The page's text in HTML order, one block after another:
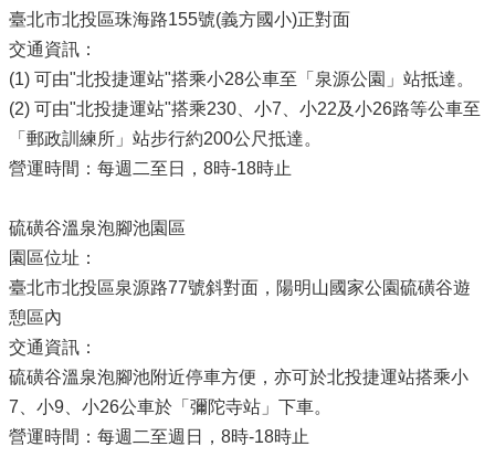
臺北市北投區珠海路155號(義方國小)正對面
交通資訊：
(1) 可由"北投捷運站"搭乘小28公車至「泉源公園」站抵達。
(2) 可由"北投捷運站"搭乘230、小7、小22及小26路等公車至
「郵政訓練所」站步行約200公尺抵達。
營運時間：每週二至日，8時-18時止
硫磺谷溫泉泡腳池園區
園區位址：
臺北市北投區泉源路77號斜對面，陽明山國家公園硫磺谷遊
憩區內
交通資訊：
硫磺谷溫泉泡腳池附近停車方便，亦可於北投捷運站搭乘小
7、小9、小26公車於「彌陀寺站」下車。
營運時間：每週二至週日，8時-18時止